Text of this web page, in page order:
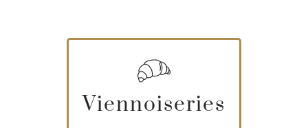
Viennoiseries